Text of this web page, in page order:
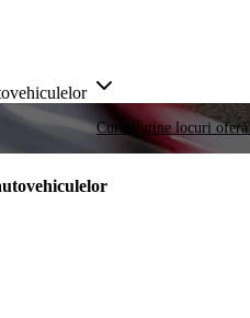
Curse Puține locuri